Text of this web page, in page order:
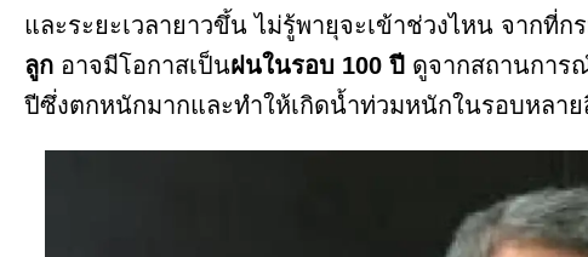
และระยะเวลายาวขึ้น ไม่รู้พายุจะเข้าช่วงไหน จากที่
ลูก อาจมีโอกาสเป็นฝนในรอบ 100 ปี ดูจากสถานการ
ปีซึ่งตกหนักมากและทำให้เกิดน้ำท่วมหนักในรอบหลา